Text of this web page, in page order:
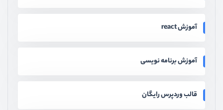
آموزش react
آموزش برنامه نویسی
قالب وردپرس رایگان